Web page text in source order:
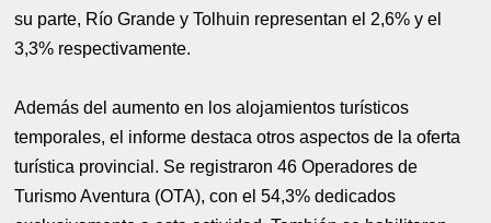
su parte, Río Grande y Tolhuin representan el 2,6% y el
3,3% respectivamente.
Además del aumento en los alojamientos turísticos
temporales, el informe destaca otros aspectos de la oferta
turística provincial. Se registraron 46 Operadores de
Turismo Aventura (OTA), con el 54,3% dedicados